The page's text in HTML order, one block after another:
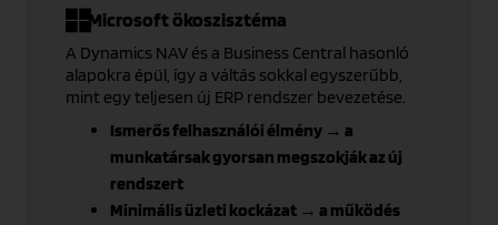
Microsoft ökoszisztéma
A Dynamics NAV és a Business Central hasonló
alapokra épül, így a váltás sokkal egyszerűbb,
mint egy teljesen új ERP rendszer bevezetése.
Ismerős felhasználói élmény → a
munkatársak gyorsan megszokják az új
rendszert
Minimális üzleti kockázat → a működés